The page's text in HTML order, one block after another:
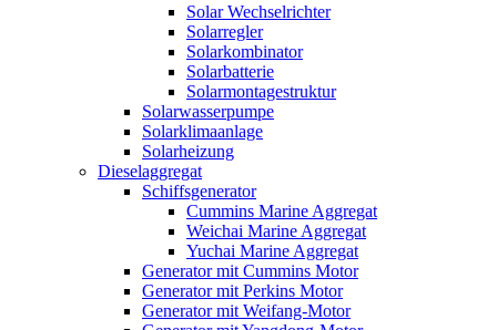
Solar Wechselrichter
Solarregler
Solarkombinator
Solarbatterie
Solarmontagestruktur
Solarwasserpumpe
Solarklimaanlage
Solarheizung
Dieselaggregat
Schiffsgenerator
Cummins Marine Aggregat
Weichai Marine Aggregat
Yuchai Marine Aggregat
Generator mit Cummins Motor
Generator mit Perkins Motor
Generator mit Weifang-Motor